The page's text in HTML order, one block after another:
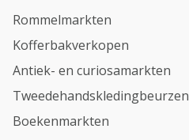
Rommelmarkten
Kofferbakverkopen
Antiek- en curiosamarkten
Tweedehandskledingbeurzen
Boekenmarkten